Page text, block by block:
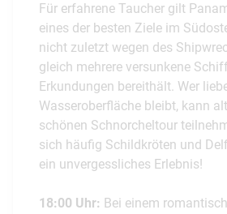
Für erfahrene Taucher gilt
eines der besten Ziele im
nicht zuletzt wegen des
gleich mehrere versunkene
Erkundungen bereithält. Wer
Wasseroberfläche bleibt, kann
schönen Schnorcheltour
sich häufig Schildkröten und
ein unvergessliches Erlebnis!
18:00 Uhr: Bei einem